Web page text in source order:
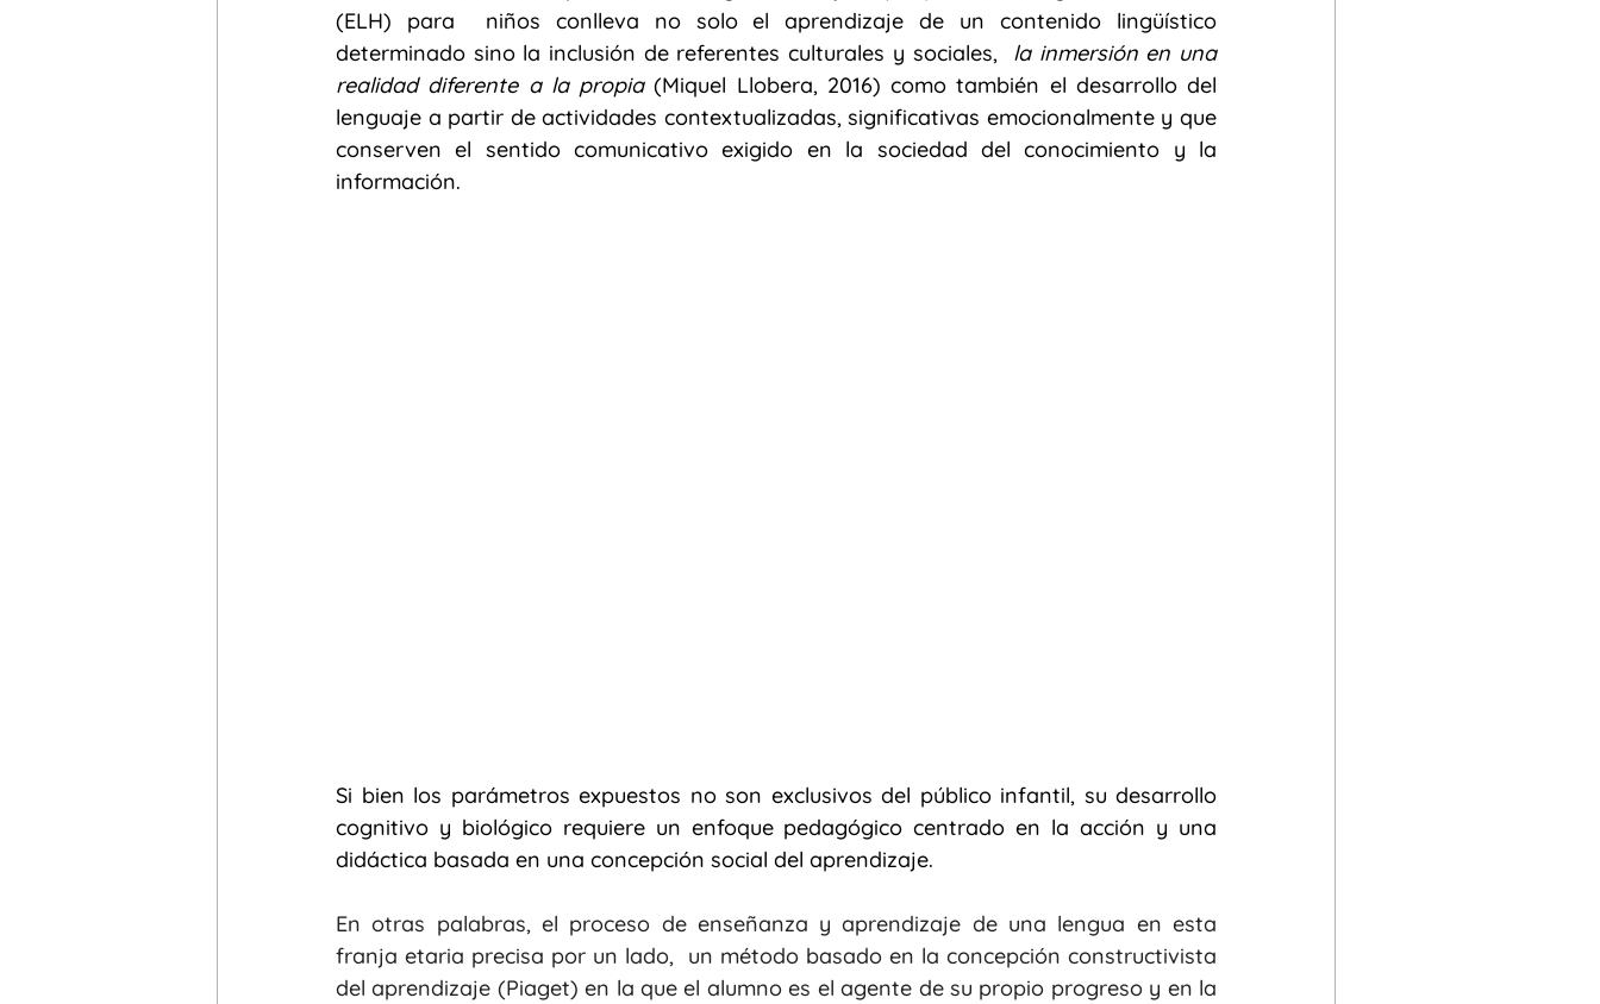
sinohablantes Bilingüismo Migración costumbres y tradiciones inteligencia artificial
alfabetismo transmedia Yosoy Sumar palabras Punto y coma
(ELH) para  niños conlleva no solo el aprendizaje de un contenido lingüístico
determinado sino la inclusión de referentes culturales y sociales, la inmersión en una
realidad diferente a la propia (Miquel Llobera, 2016) como también el desarrollo del
lenguaje a partir de actividades contextualizadas, significativas emocionalmente y que
conserven el sentido comunicativo exigido en la sociedad del conocimiento y la
información.
Si bien los parámetros expuestos no son exclusivos del público infantil, su desarrollo
cognitivo y biológico requiere un enfoque pedagógico centrado en la acción y una
didáctica basada en una concepción social del aprendizaje.
En otras palabras, el proceso de enseñanza y aprendizaje de una lengua en esta
franja etaria precisa por un lado,  un método basado en la concepción constructivista
del aprendizaje (Piaget) en la que el alumno es el agente de su propio progreso y en la